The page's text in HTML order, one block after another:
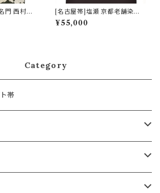
門 西村織
製(商品番
[名古屋帯]塩瀬 京都老舗染屋
謹製 本加工染め 九寸帯 正絹
日本製(商品番号:22477)
¥55,000
Category
帯
～